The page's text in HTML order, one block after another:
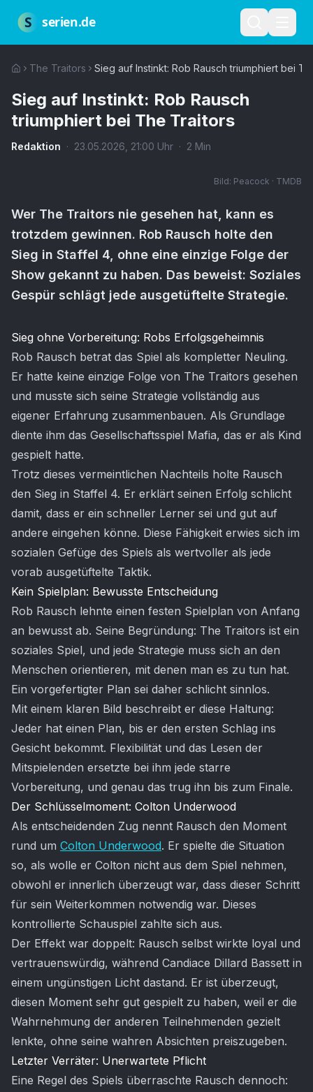
S serien.de
The Traitors Sieg auf Instinkt: Rob Rausch triumphiert bei
Sieg auf Instinkt: Rob Rausch
triumphiert bei The Traitors
Redaktion · 23.05.2026 21:00 Uhr · 2 Min
Bild: Peacock · TMDB
Wer The Traitors nie gesehen hat, kann es
trotzdem gewinnen. Rob Rausch holte den
Sieg in Staffel 4, ohne eine einzige Folge der
Show gekannt zu haben. Das beweist: Soziales
Gespür schlägt jede ausgetüftelte Strategie.
Artikel-Inhalt
Sieg ohne Vorbereitung: Robs Erfolgsgeheimnis
Rob Rausch betrat das Spiel als kompletter Neuling.
Er hatte keine einzige Folge von The Traitors gesehen
und musste sich seine Strategie vollständig aus
eigener Erfahrung zusammenbauen. Als Grundlage
diente ihm das Gesellschaftsspiel Mafia, das er als Kind
gespielt hatte.
Trotz dieses vermeintlichen Nachteils holte Rausch
den Sieg in Staffel 4. Er erklärt seinen Erfolg schlicht
damit, dass er ein schneller Lerner sei und gut auf
andere eingehen könne. Diese Fähigkeit erwies sich im
sozialen Gefüge des Spiels als wertvoller als jede
vorab ausgetüftelte Taktik.
Kein Spielplan: Bewusste Entscheidung
Rob Rausch lehnte einen festen Spielplan von Anfang
an bewusst ab. Seine Begründung: The Traitors ist ein
soziales Spiel, und jede Strategie muss sich an den
Menschen orientieren, mit denen man es zu tun hat.
Ein vorgefertigter Plan sei daher schlicht sinnlos.
Mit einem klaren Bild beschreibt er diese Haltung:
Jeder hat einen Plan, bis er den ersten Schlag ins
Gesicht bekommt. Flexibilität und das Lesen der
Mitspielenden ersetzte bei ihm jede starre
Vorbereitung, und genau das trug ihn bis zum Finale.
Der Schlüsselmoment: Colton Underwood
Als entscheidenden Zug nennt Rausch den Moment
rund um Colton Underwood. Er spielte die Situation
so, als wolle er Colton nicht aus dem Spiel nehmen,
obwohl er innerlich überzeugt war, dass dieser Schritt
für sein Weiterkommen notwendig war. Dieses
kontrollierte Schauspiel zahlte sich aus.
Der Effekt war doppelt: Rausch selbst wirkte loyal und
vertrauenswürdig, während Candiace Dillard Bassett in
einem ungünstigen Licht dastand. Er ist überzeugt,
diesen Moment sehr gut gespielt zu haben, weil er die
Wahrnehmung der anderen Teilnehmenden gezielt
lenkte, ohne seine wahren Absichten preiszugeben.
Letzter Verräter: Unerwartete Pflicht
Eine Regel des Spiels überraschte Rausch dennoch:
Nutzungsbedingungen